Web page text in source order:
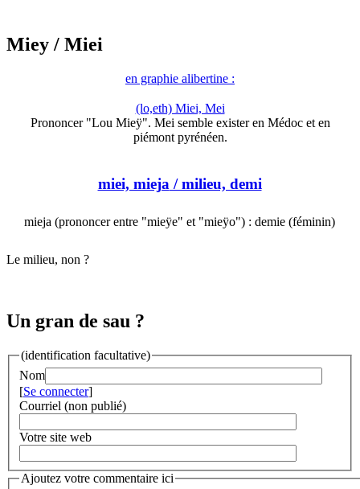
Miey / Miei
en graphie alibertine :
(lo,eth) Miei, Mei
Prononcer "Lou Mieÿ". Mei semble exister en Médoc et en
piémont pyrénéen.
miei, mieja / milieu, demi
mieja (prononcer entre "mieÿe" et "mieÿo") : demie (féminin)
Le milieu, non ?
Un gran de sau ?
(identification facultative)
Nom
[Se connecter]
Courriel (non publié)
Votre site web
Ajoutez votre commentaire ici